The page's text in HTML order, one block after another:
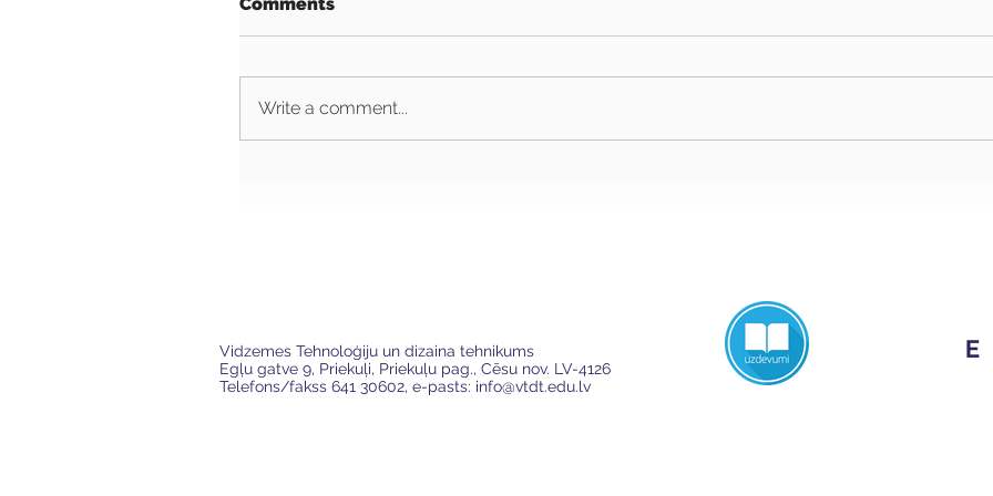
Write a comment...
Vidzemes Tehnoloģiju un dizaina tehnikums
Egļu gatve 9, Priekuļi, Priekuļu pag., Cēsu nov. LV-4126
Telefons/fakss 641 30602, e-pasts: info@vtdt.edu.lv